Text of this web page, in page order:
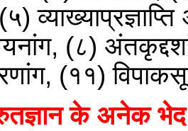
(८)
(११)
के अनेक